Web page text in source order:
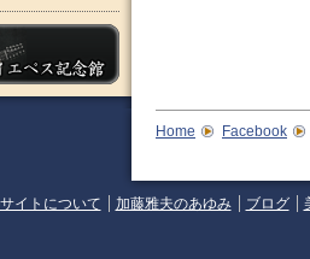
Home Facebook
イトについて 加藤雅夫のあゆみ ブログ